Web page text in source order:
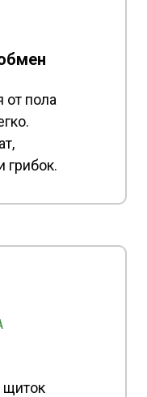
от пола
грибок.
щиток